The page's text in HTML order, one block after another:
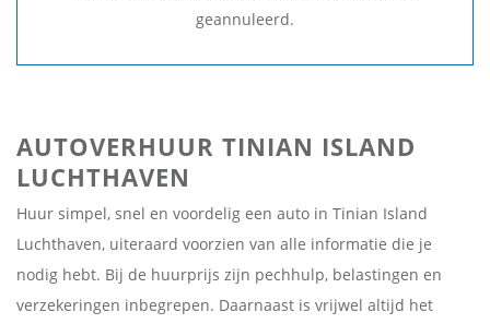
geannuleerd.
AUTOVERHUUR TINIAN ISLAND
LUCHTHAVEN
Huur simpel, snel en voordelig een auto in Tinian Island
Luchthaven, uiteraard voorzien van alle informatie die je
nodig hebt. Bij de huurprijs zijn pechhulp, belastingen en
verzekeringen inbegrepen. Daarnaast is vrijwel altijd het